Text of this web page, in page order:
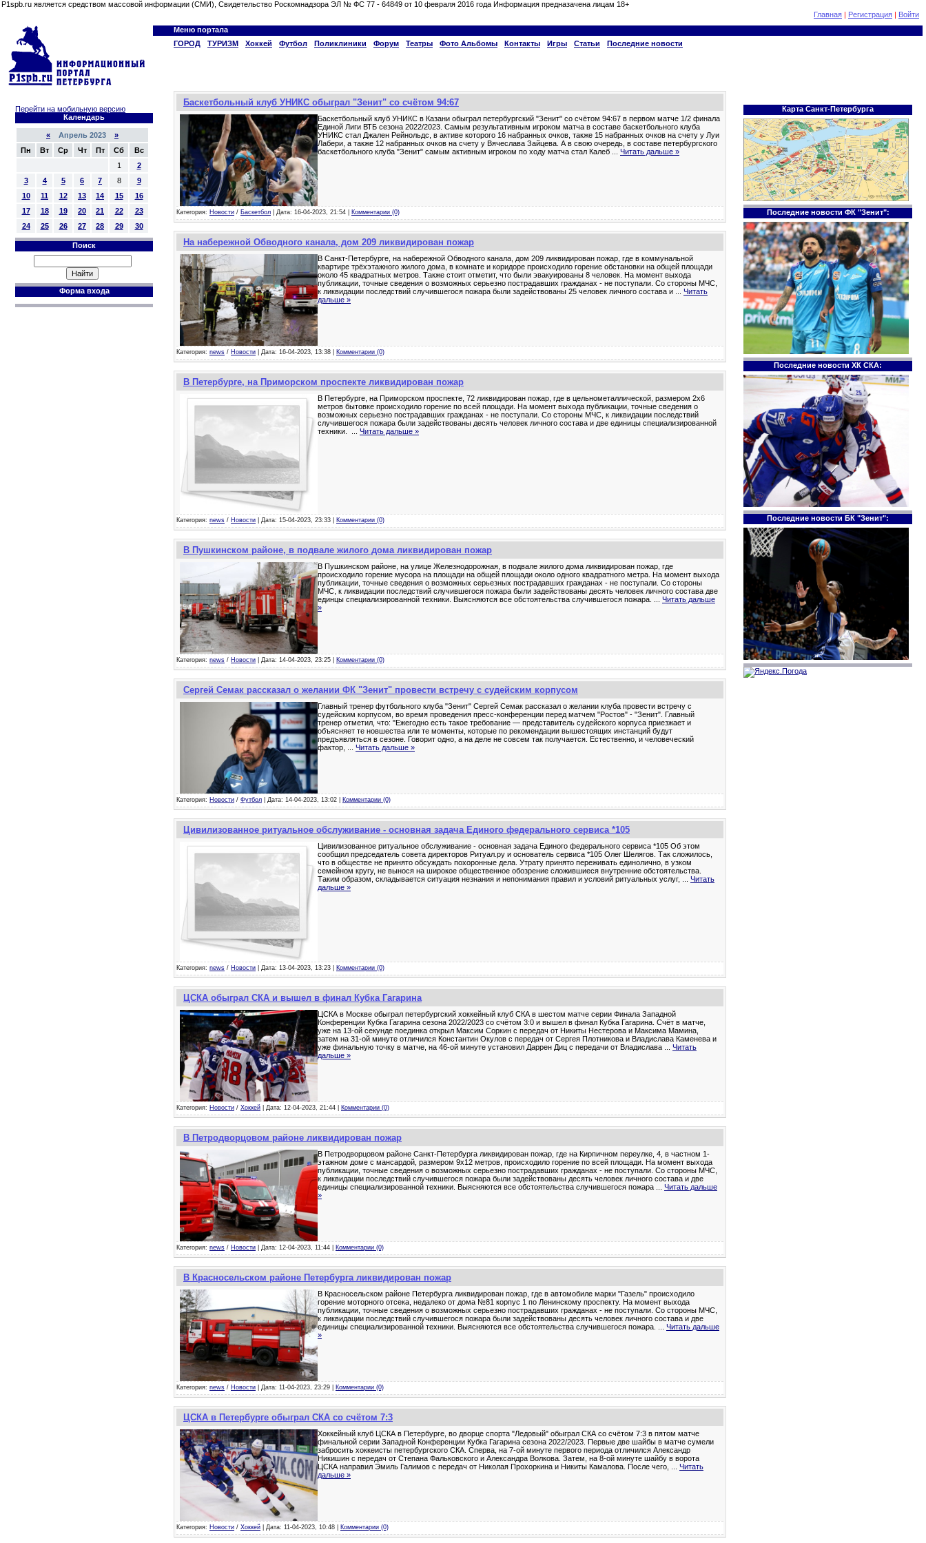
P1spb.ru является средством массовой информации (СМИ), Свидетельство Роскомнадзора ЭЛ № ФС 77 - 64849 от 10 февраля 2016 года Информация предназачена лицам 18+
Главная | Регистрация | Войти
Меню портала
ГОРОД
ТУРИЗМ Хоккей Футбол Поликлиники Форум Театры Фото Альбомы Контакты Игры Статьи Последние новости
Перейти на мобильную версию
Календарь
« Апрель 2023 »
Пн
Вт Ср Чт Пт Сб
Вс
1
2
3
4 5 6 7 8
9
10
11 12 13 14 15
16
17
18 19 20 21 22
23
24
25 26 27 28 29 30
Поиск
Форма входа
Баскетбольный клуб УНИКС обыграл "Зенит" со счётом 94:67
Баскетбольный клуб УНИКС в Казани обыграл петербургский "Зенит" со счётом 94:67 в первом матче 1/2 финала
Единой Лиги ВТБ сезона 2022/2023. Самым результативным игроком матча в составе баскетбольного клуба
УНИКС стал Джален Рейнольдс, в активе которого 16 набранных очков, также 15 набранных очков на счету у Луи
Лабери, а также 12 набранных очков на счету у Вячеслава Зайцева. А в свою очередь, в составе петербургского
баскетбольного клуба "Зенит" самым активным игроком по ходу матча стал Калеб
Читать дальше »
Категория: Новости / Баскетбол | Дата: 16-04-2023, 21:54 | Комментарии (0)
На набережной Обводного канала, дом 209 ликвидирован пожар
В Санкт-Петербурге, на набережной Обводного канала, дом 209 ликвидирован пожар, где в коммунальной
квартире трёхэтажного жилого дома, в комнате и коридоре происходило горение обстановки на общей площади
около 45 квадратных метров. Также стоит отметит, что были эвакуированы 8 человек. На момент выхода
публикации, точные сведения о возможных серьезно пострадавших гражданах - не поступали. Со стороны МЧС,
к ликвидации последствий случившегося пожара были задействованы 25 человек личного состава и
Читать
дальше »
Категория: news / Новости | Дата: 16-04-2023, 13:38 | Комментарии (0)
В Петербурге, на Приморском проспекте ликвидирован пожар
В Петербурге, на Приморском проспекте, 72 ликвидирован пожар, где в цельнометаллической, размером 2х6
метров бытовке происходило горение по всей площади. На момент выхода публикации, точные сведения о
возможных серьезно пострадавших гражданах - не поступали. Со стороны МЧС, к ликвидации последствий
случившегося пожара были задействованы десять человек личного состава и две единицы специализированной
техники.
Читать дальше »
Категория: news / Новости | Дата: 15-04-2023, 23:33 | Комментарии (0)
В Пушкинском районе, в подвале жилого дома ликвидирован пожар
В Пушкинском районе, на улице Железнодорожная, в подвале жилого дома ликвидирован пожар, где
происходило горение мусора на площади на общей площади около одного квадратного метра. На момент выхода
публикации, точные сведения о возможных серьезных пострадавших гражданах - не поступали. Со стороны
МЧС, к ликвидации последствий случившегося пожара были задействованы десять человек личного состава две
единцы специализированной техники. Выясняются все обстоятельства случившегося пожара.
Читать дальше
»
Категория: news / Новости | Дата: 14-04-2023, 23:25 | Комментарии (0)
Сергей Семак рассказал о желании ФК "Зенит" провести встречу с судейским корпусом
Главный тренер футбольного клуба "Зенит" Сергей Семак рассказал о желании клуба провести встречу с
судейским корпусом, во время проведения пресс-конференции перед матчем "Ростов" - "Зенит". Главный
тренер отметил, что: "Ежегодно есть такое требование — представитель судейского корпуса приезжает и
объясняет те новшества или те моменты, которые по рекомендации вышестоящих инстанций будут
предъявляться в сезоне. Говорит одно, а на деле не совсем так получается. Естественно, и человеческий
фактор,
Читать дальше »
Категория: Новости / Футбол | Дата: 14-04-2023, 13:02 | Комментарии (0)
Цивилизованное ритуальное обслуживание - основная задача Единого федерального сервиса *105
Цивилизованное ритуальное обслуживание - основная задача Единого федерального сервиса *105 Об этом
сообщил председатель совета директоров Ритуал.ру и основатель сервиса *105 Олег Шелягов. Так сложилось,
что в обществе не принято обсуждать похоронные дела. Утрату принято переживать единолично, в узком
семейном кругу, не вынося на широкое общественное обозрение сложившиеся внутренние обстоятельства.
Таким образом, складывается ситуация незнания и непонимания правил и условий ритуальных услуг,
Читать
дальше »
Категория: news / Новости | Дата: 13-04-2023, 13:23 | Комментарии (0)
ЦСКА обыграл СКА и вышел в финал Кубка Гагарина
ЦСКА в Москве обыграл петербургский хоккейный клуб СКА в шестом матче серии Финала Западной
Конференции Кубка Гагарина сезона 2022/2023 со счётом 3:0 и вышел в финал Кубка Гагарина. Счёт в матче,
уже на 13-ой секунде поединка открыл Максим Соркин с передач от Никиты Нестерова и Максима Мамина,
затем на 31-ой минуте отличился Константин Окулов с передач от Сергея Плотникова и Владислава Каменева и
уже финальную точку в матче, на 46-ой минуте установил Даррен Диц с передачи от Владислава
Читать
дальше »
Категория: Новости / Хоккей | Дата: 12-04-2023, 21:44 | Комментарии (0)
В Петродворцовом районе ликвидирован пожар
В Петродворцовом районе Санкт-Петербурга ликвидирован пожар, где на Кирпичном переулке, 4, в частном 1-
этажном доме с мансардой, размером 9х12 метров, происходило горение по всей площади. На момент выхода
публикации, точные сведения о возможных серьезно пострадавших гражданах - не поступали. Со стороны МЧС,
к ликвидации последствий случившегося пожара были задействованы десять человек личного состава и две
единицы специализированной техники. Выясняются все обстоятельства случившегося пожара
Читать дальше
»
Категория: news / Новости | Дата: 12-04-2023, 11:44 | Комментарии (0)
В Красносельском районе Петербурга ликвидирован пожар
В Красносельском районе Петербурга ликвидирован пожар, где в автомобиле марки "Газель" происходило
горение моторного отсека, недалеко от дома №81 корпус 1 по Ленинскому проспекту. На момент выхода
публикации, точные сведения о возможных серьезно пострадавших гражданах - не поступали. Со стороны МЧС,
к ликвидации последствий случившегося пожара были задействованы десять человек личного состава и две
единицы специализированной техники. Выясняются все обстоятельства случившегося пожара.
Читать дальше
»
Категория: news / Новости | Дата: 11-04-2023, 23:29 | Комментарии (0)
ЦСКА в Петербурге обыграл СКА со счётом 7:3
Хоккейный клуб ЦСКА в Петербурге, во дворце спорта "Ледовый" обыграл СКА со счётом 7:3 в пятом матче
финальной серии Западной Конференции Кубка Гагарина сезона 2022/2023. Первые две шайбы в матче сумели
забросить хоккеисты петербургского СКА. Сперва, на 7-ой минуте первого периода отличился Александр
Никишин с передач от Степана Фальковского и Александра Волкова. Затем, на 8-ой минуте шайбу в ворота
ЦСКА направил Эмиль Галимов с передач от Николая Прохоркина и Никиты Камалова. После чего,
Читать
дальше »
Категория: Новости / Хоккей | Дата: 11-04-2023, 10:48 | Комментарии (0)
Карта Санкт-Петербурга
Последние новости ФК "Зенит":
Последние новости ХК СКА:
Последние новости БК "Зенит":